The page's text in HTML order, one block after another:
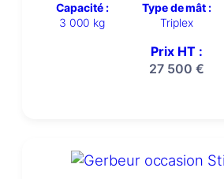
Capacité :
3 000 kg
Type de mât :
Triplex
Prix HT :
27 500 €